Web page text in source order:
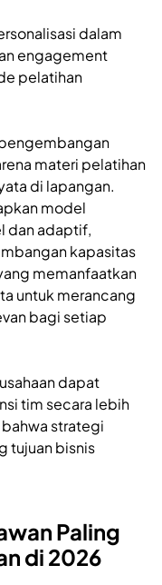
dalam
engagement
pelatihan
materi pelatihan
di lapangan.
model
dan adaptif,
kapasitas
memanfaatkan
untuk merancang
bagi setiap
dapat
tim secara lebih
strategi
tujuan bisnis
Paling
di 2026